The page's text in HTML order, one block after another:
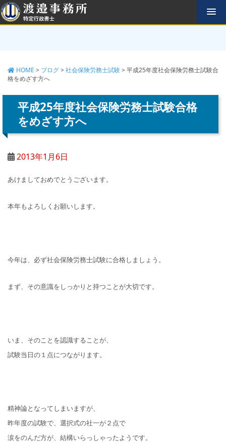
コ
ン
テ
ッ
HOME > ブログ> 社会保険労務士試験> 平成25年度社会保険労務士試験合
格をめざす方へ
平成25年度社会保険労務士試験合格
をめざす方へ
2013年1月6日
あけましておめでとうございます。
本年もよろしくお願いします。
今年は、必ず社会保険労務士試験に合格しましょう。
まず、その意識をしっかりと持つことが大切です。
いま、そのことを認識することが、
試験当日の１点につながります。
精神論となってしまいますが、
昨年度の試験で、選択式の社一が２点で
涙をのんだ方が、結構いらっしゃったようです。